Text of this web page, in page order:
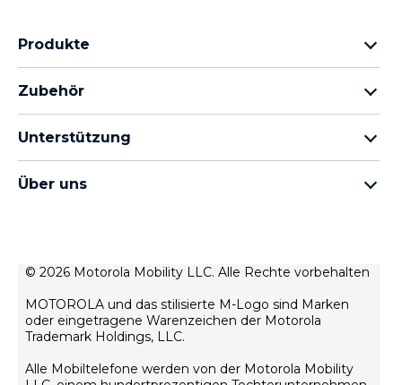
Produkte
moto g Familie
thinkphone by motorola
Zubehör
moto tag
Unterstützung
Meine Bestellungen
Reparaturstatus
Wiederherstellung und Smart-Assistent
motorola impressum
Über uns
Verkaufsbedingungen
Datenschutz
Innovation
Rekrutierung
© 2026 Motorola Mobility LLC. Alle Rechte vorbehalten
MOTOROLA und das stilisierte M-Logo sind Marken
oder eingetragene Warenzeichen der Motorola
Trademark Holdings, LLC.
Alle Mobiltelefone werden von der Motorola Mobility